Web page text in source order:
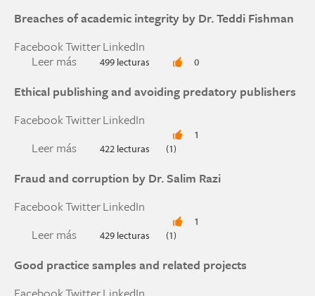
Breaches of academic integrity by Dr. Teddi Fishman
FacebookTwitterLinkedIn
Leer más sobre Breaches of academic integrity by Dr.
499 lecturas 0
Ethical publishing and avoiding predatory publishers
FacebookTwitterLinkedIn
Leer más sobre Ethical publishing and avoiding
422 lecturas
1
(1)
Fraud and corruption by Dr. Salim Razi
FacebookTwitterLinkedIn
Leer más sobre Fraud and corruption by Dr. Salim Razi
429 lecturas
1
(1)
Good practice samples and related projects